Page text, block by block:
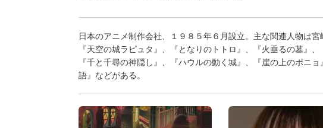
日本のアニメ制作会社、１９８５年６月設立。主な関連人物は
『天空の城ラピュタ』、『となりのトトロ』、『火垂るの墓』
『千と千尋の神隠し』、『ハウルの動く城』、『崖の上のポニ
語』などがある。